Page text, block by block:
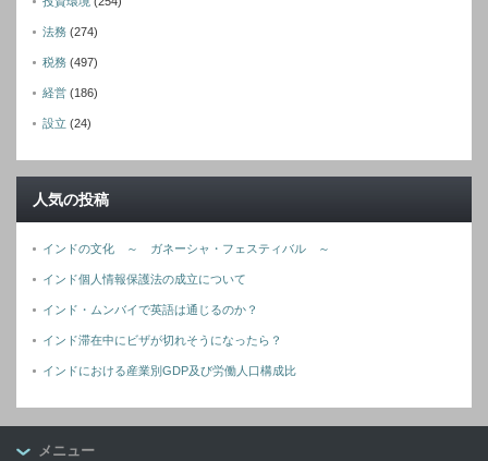
法務 (274)
税務 (497)
経営 (186)
設立 (24)
人気の投稿
インドの文化 ～ ガネーシャ・フェスティバル ～
インド個人情報保護法の成立について
インド・ムンバイで英語は通じるのか？
インド滞在中にビザが切れそうになったら？
インドにおける産業別GDP及び労働人口構成比
メニュー